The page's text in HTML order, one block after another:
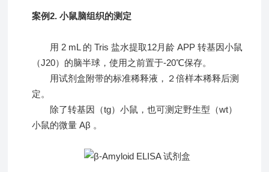
案例2. 小鼠脑组织的测定
用 2 mL 的 Tris 盐水提取12月龄 APP 转基因小鼠
（J20）的脑半球，使用之前置于-20℃保存。
用试剂盒附带的标准稀释液，２倍样本稀释后测
定。
除了转基因（tg）小鼠，也可测定野生型（wt）
小鼠的微量 Aβ 。